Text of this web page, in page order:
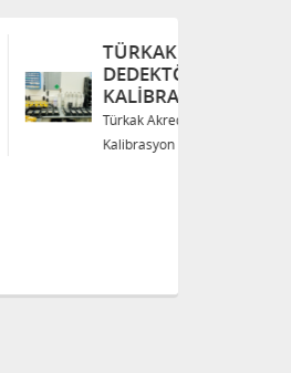
GAZ
VE
Bakım ve
Hizmetleri